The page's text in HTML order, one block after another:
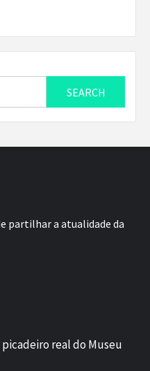
partilhar a atualidade da
real do Museu